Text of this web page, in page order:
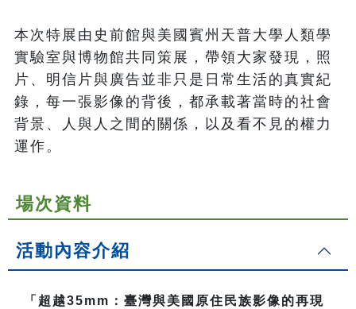
本次特展由史前館與美國賓州天普大學人類學
實驗室與博物館共同策展，帶領大家發現，照
片、明信片與廣告並非只是日常生活的真實紀
錄，每一張影像的背後，都承載著當時的社會
背景、人與人之間的關係，以及看不見的權力
運作。
場次資料
活動內容介紹
「超越35mm：臺灣與美國原住民族影像的再現